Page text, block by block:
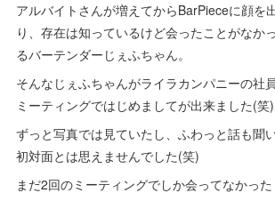
アルバイトさんが増えてからBarPieceに顔を
り、存在は知っているけど会ったことがなか
るバーテンダーじぇふちゃん。
そんなじぇふちゃんがライラカンパニーの社
ミーティングではじめましてが出来ました(笑)
ずっと写真では見ていたし、ふわっと話も聞
初対面とは思えませんでした(笑)
まだ2回のミーティングでしか会ってなかっ